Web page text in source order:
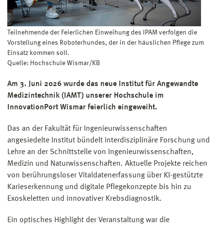
Teilnehmende der Feierlichen Einweihung des IPAM verfolgen die
Vorstellung eines Roboterhundes, der in der häuslichen Pflege zum
Einsatz kommen soll.
Quelle: Hochschule Wismar/KB
Am 3. Juni 2026 wurde das neue Institut für Angewandte
Medizintechnik (IAMT) unserer Hochschule im
InnovationPort Wismar feierlich eingeweiht.
Das an der Fakultät für Ingenieurwissenschaften
angesiedelte Institut bündelt interdisziplinäre Forschung und
Lehre an der Schnittstelle von Ingenieurwissenschaften,
Medizin und Naturwissenschaften. Aktuelle Projekte reichen
von berührungsloser Vitaldatenerfassung über KI-gestützte
Karieserkennung und digitale Pflegekonzepte bis hin zu
Exoskeletten und innovativer Krebsdiagnostik.
Ein optisches Highlight der Veranstaltung war die